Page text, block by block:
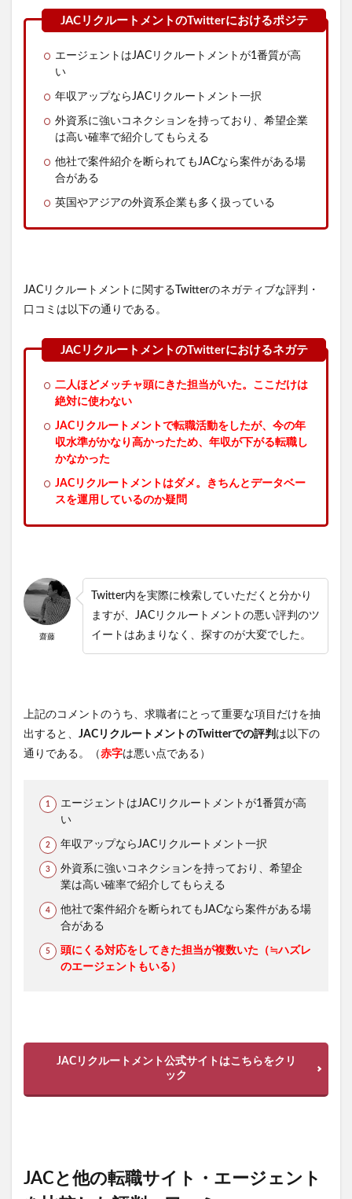
エージェントはJACリクルートメントが1番質が高
い
年収アップならJACリクルートメント一択
外資系に強いコネクションを持っており、希望企業
は高い確率で紹介してもらえる
他社で案件紹介を断られてもJACなら案件がある場
合がある
英国やアジアの外資系企業も多く扱っている
JACリクルートメントに関するTwitterのネガティブな評判・
口コミは以下の通りである。
二人ほどメッチャ頭にきた担当がいた。ここだけは
絶対に使わない
JACリクルートメントで転職活動をしたが、今の年
収水準がかなり高かったため、年収が下がる転職し
かなかった
JACリクルートメントはダメ。きちんとデータベー
スを運用しているのか疑問
齋藤
Twitter内を実際に検索していただくと分かり
ますが、JACリクルートメントの悪い評判のツ
イートはあまりなく、探すのが大変でした。
上記のコメントのうち、求職者にとって重要な項目だけを抽
出すると、 JACリクルートメントのTwitterでの評判 は以下の
通りである。（赤字は悪い点である）
エージェントはJACリクルートメントが1番質が高
い
年収アップならJACリクルートメント一択
外資系に強いコネクションを持っており、希望企
業は高い確率で紹介してもらえる
他社で案件紹介を断られてもJACなら案件がある場
合がある
頭にくる対応をしてきた担当が複数いた（≒ハズレ
のエージェントもいる）
JACリクルートメント公式サイトはこちらをクリ
ック
JACと他の転職サイト・エージェント